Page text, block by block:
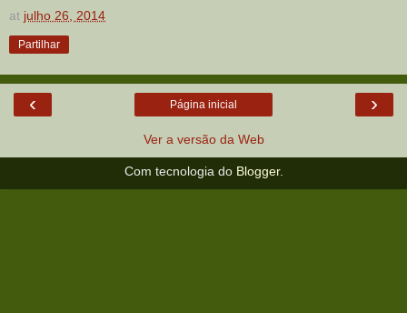
at julho 26, 2014
Partilhar
‹ ›
Página inicial
Ver a versão da Web
Com tecnologia do Blogger.